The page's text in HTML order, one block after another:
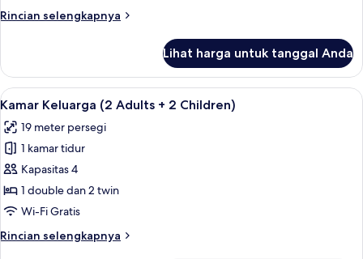
Rincian selengkapnya
Rincian
Kamar
Triple
Lihat harga untuk tanggal Anda
Lihat
semua
foto
untuk
Kamar
Keluarga
(2
+
Meja kerja, tempat tidur bayi (biaya
4
Kamar Keluarga (2 Adults + 2 Children)
19 meter persegi
1 kamar tidur
Kapasitas 4
1 double dan 2 twin
Wi-Fi Gratis
Rincian selengkapnya
Rincian